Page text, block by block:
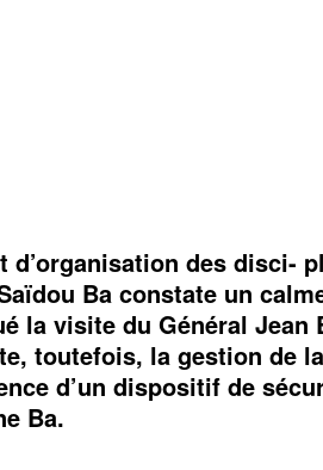
d’organisation des disci-
Ba constate un
la visite du Général Jean
toutefois, la gestion de
d’un dispositif de
Ba.